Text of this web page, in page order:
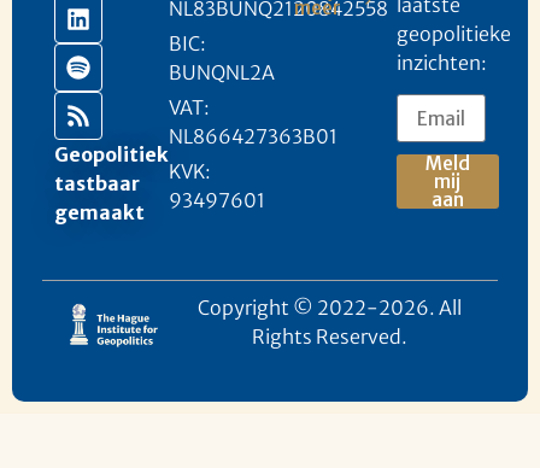
Geopolitiek
tastbaar
gemaakt
NL83BUNQ2120842558
BIC:
BUNQNL2A
VAT:
NL866427363B01
KVK:
93497601
meer
geopolitieke
inzichten:
Meld
mij
aan
Copyright © 2022-2026. All
Rights Reserved.